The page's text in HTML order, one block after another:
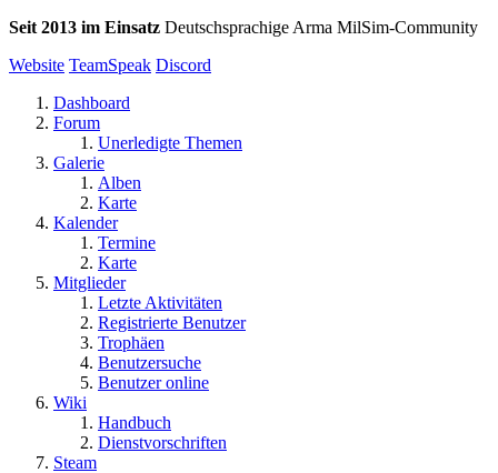
Seit 2013 im Einsatz Deutschsprachige Arma MilSim-Community
Website TeamSpeak Discord
Dashboard
Forum
Unerledigte Themen
Galerie
Alben
Karte
Kalender
Termine
Karte
Mitglieder
Letzte Aktivitäten
Registrierte Benutzer
Trophäen
Benutzersuche
Benutzer online
Wiki
Handbuch
Dienstvorschriften
Steam